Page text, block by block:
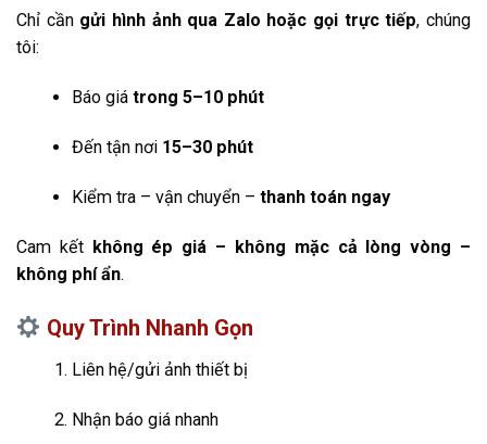
Chỉ cần gửi hình ảnh qua Zalo hoặc gọi trực tiếp, chúng
tôi:
Báo giá trong 5–10 phút
Đến tận nơi 15–30 phút
Kiểm tra – vận chuyển – thanh toán ngay
Cam kết không ép giá – không mặc cả lòng vòng –
không phí ẩn.
Quy Trình Nhanh Gọn
Liên hệ/gửi ảnh thiết bị
Nhận báo giá nhanh